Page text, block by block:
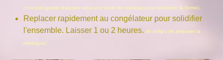
n'est pas grave réajuster avec une lame de couteau pour redonner la forme).
Replacer rapidement au congélateur pour solidifier
l'ensemble. Laisser 1 ou 2 heures. (le temps de préparer la
meringue).